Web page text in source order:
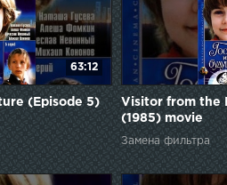
63:12
(Episode 5)
Visitor from the
(1985) movie
Замена фильтра